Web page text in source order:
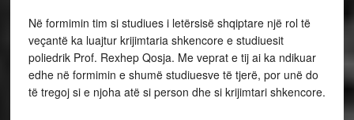
Në formimin tim si studiues i letërsisë shqiptare një rol të
veçantë ka luajtur krijimtaria shkencore e studiuesit
poliedrik Prof. Rexhep Qosja. Me veprat e tij ai ka ndikuar
edhe në formimin e shumë studiuesve të tjerë, por unë do
të tregoj si e njoha atë si person dhe si krijimtari shkencore.